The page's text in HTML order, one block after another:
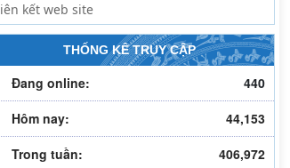
THỐNG KÊ TRUY CẬP
Đang online:
440
Hôm nay:
44,153
Trong tuần:
406,972